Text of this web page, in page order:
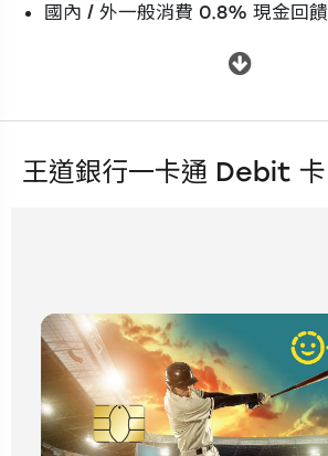
國內 / 外一般消費 0.8% 現金回饋
王道銀行一卡通 Debit 卡